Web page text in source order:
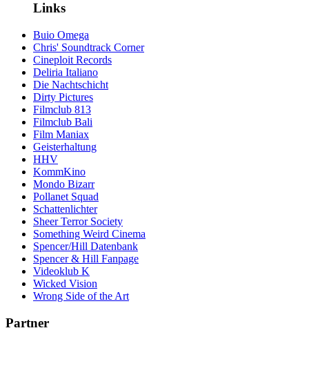
Links
Buio Omega
Chris' Soundtrack Corner
Cineploit Records
Deliria Italiano
Die Nachtschicht
Dirty Pictures
Filmclub 813
Filmclub Bali
Film Maniax
Geisterhaltung
HHV
KommKino
Mondo Bizarr
Pollanet Squad
Schattenlichter
Sheer Terror Society
Something Weird Cinema
Spencer/Hill Datenbank
Spencer & Hill Fanpage
Videoklub K
Wicked Vision
Wrong Side of the Art
Partner